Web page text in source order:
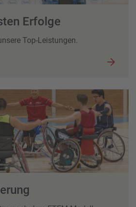
Erfolge
Top-Leistungen.